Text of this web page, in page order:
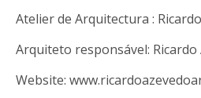
Atelier de Arquitectura :
Arquiteto responsável: Ricardo
Website: